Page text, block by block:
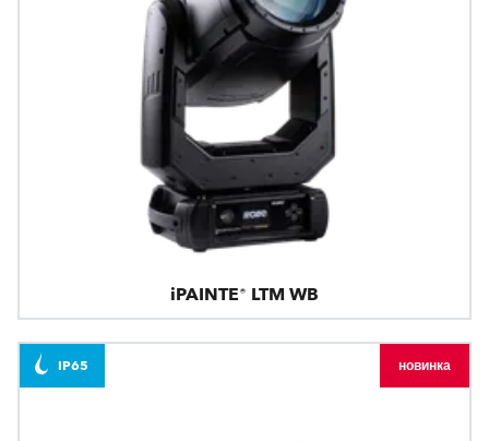
iPAINTE® LTM WB
IP65 новинка